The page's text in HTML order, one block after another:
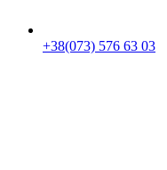
+38(073) 576 63 03